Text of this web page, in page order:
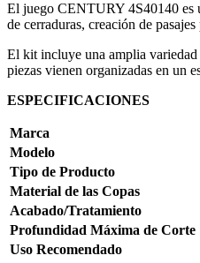
El juego CENTURY 4S40140 es
de cerraduras, creación de
El kit incluye una amplia variedad
piezas vienen organizadas en un
ESPECIFICACIONES
Marca
Modelo
Tipo de Producto
Material de las Copas
Acabado/Tratamiento
Profundidad Máxima de Corte
Uso Recomendado